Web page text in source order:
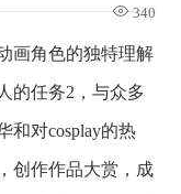
340
画角色的独特理解
的任务2，与众多
和对cosplay的热
创作作品大赏，成